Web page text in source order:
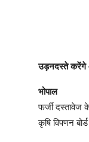
उड़नदस्ते करेंगे
भोपाल
फर्जी दस्तावेज
कृषि विपणन